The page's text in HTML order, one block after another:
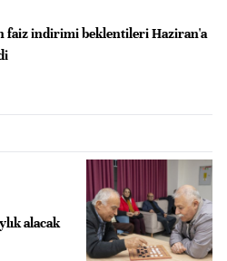
faiz indirimi beklentileri Haziran'a
alacak